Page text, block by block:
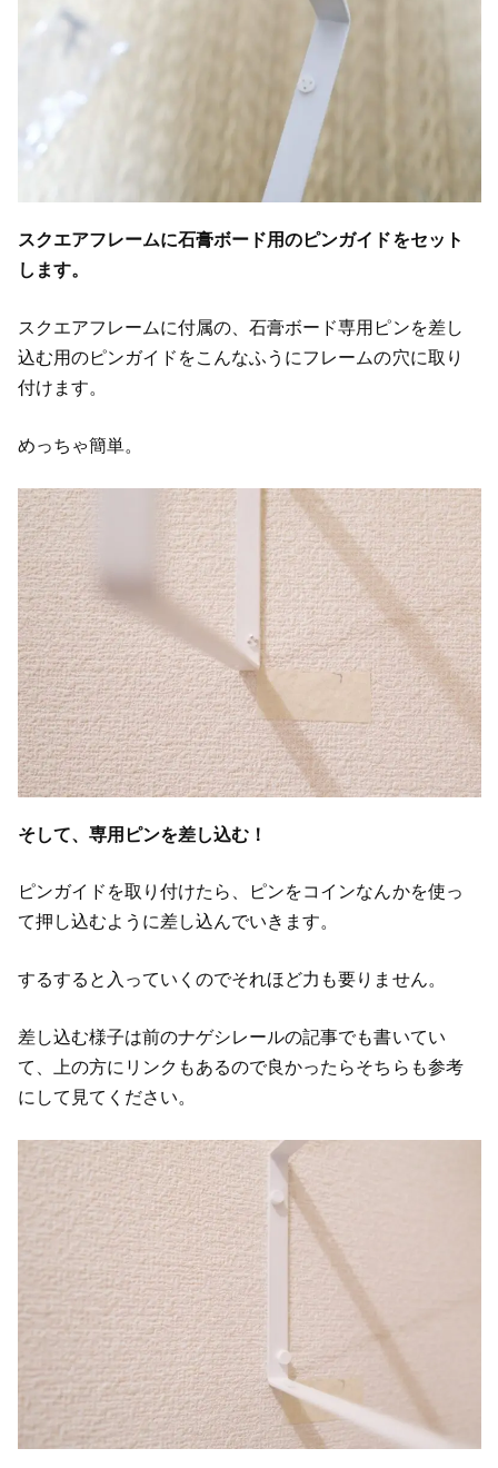
スクエアフレームに石膏ボード用のピンガイドをセット
します。
スクエアフレームに付属の、石膏ボード専用ピンを差し
込む用のピンガイドをこんなふうにフレームの穴に取り
付けます。
めっちゃ簡単。
そして、専用ピンを差し込む！
ピンガイドを取り付けたら、ピンをコインなんかを使っ
て押し込むように差し込んでいきます。
するすると入っていくのでそれほど力も要りません。
差し込む様子は前のナゲシレールの記事でも書いてい
て、上の方にリンクもあるので良かったらそちらも参考
にして見てください。